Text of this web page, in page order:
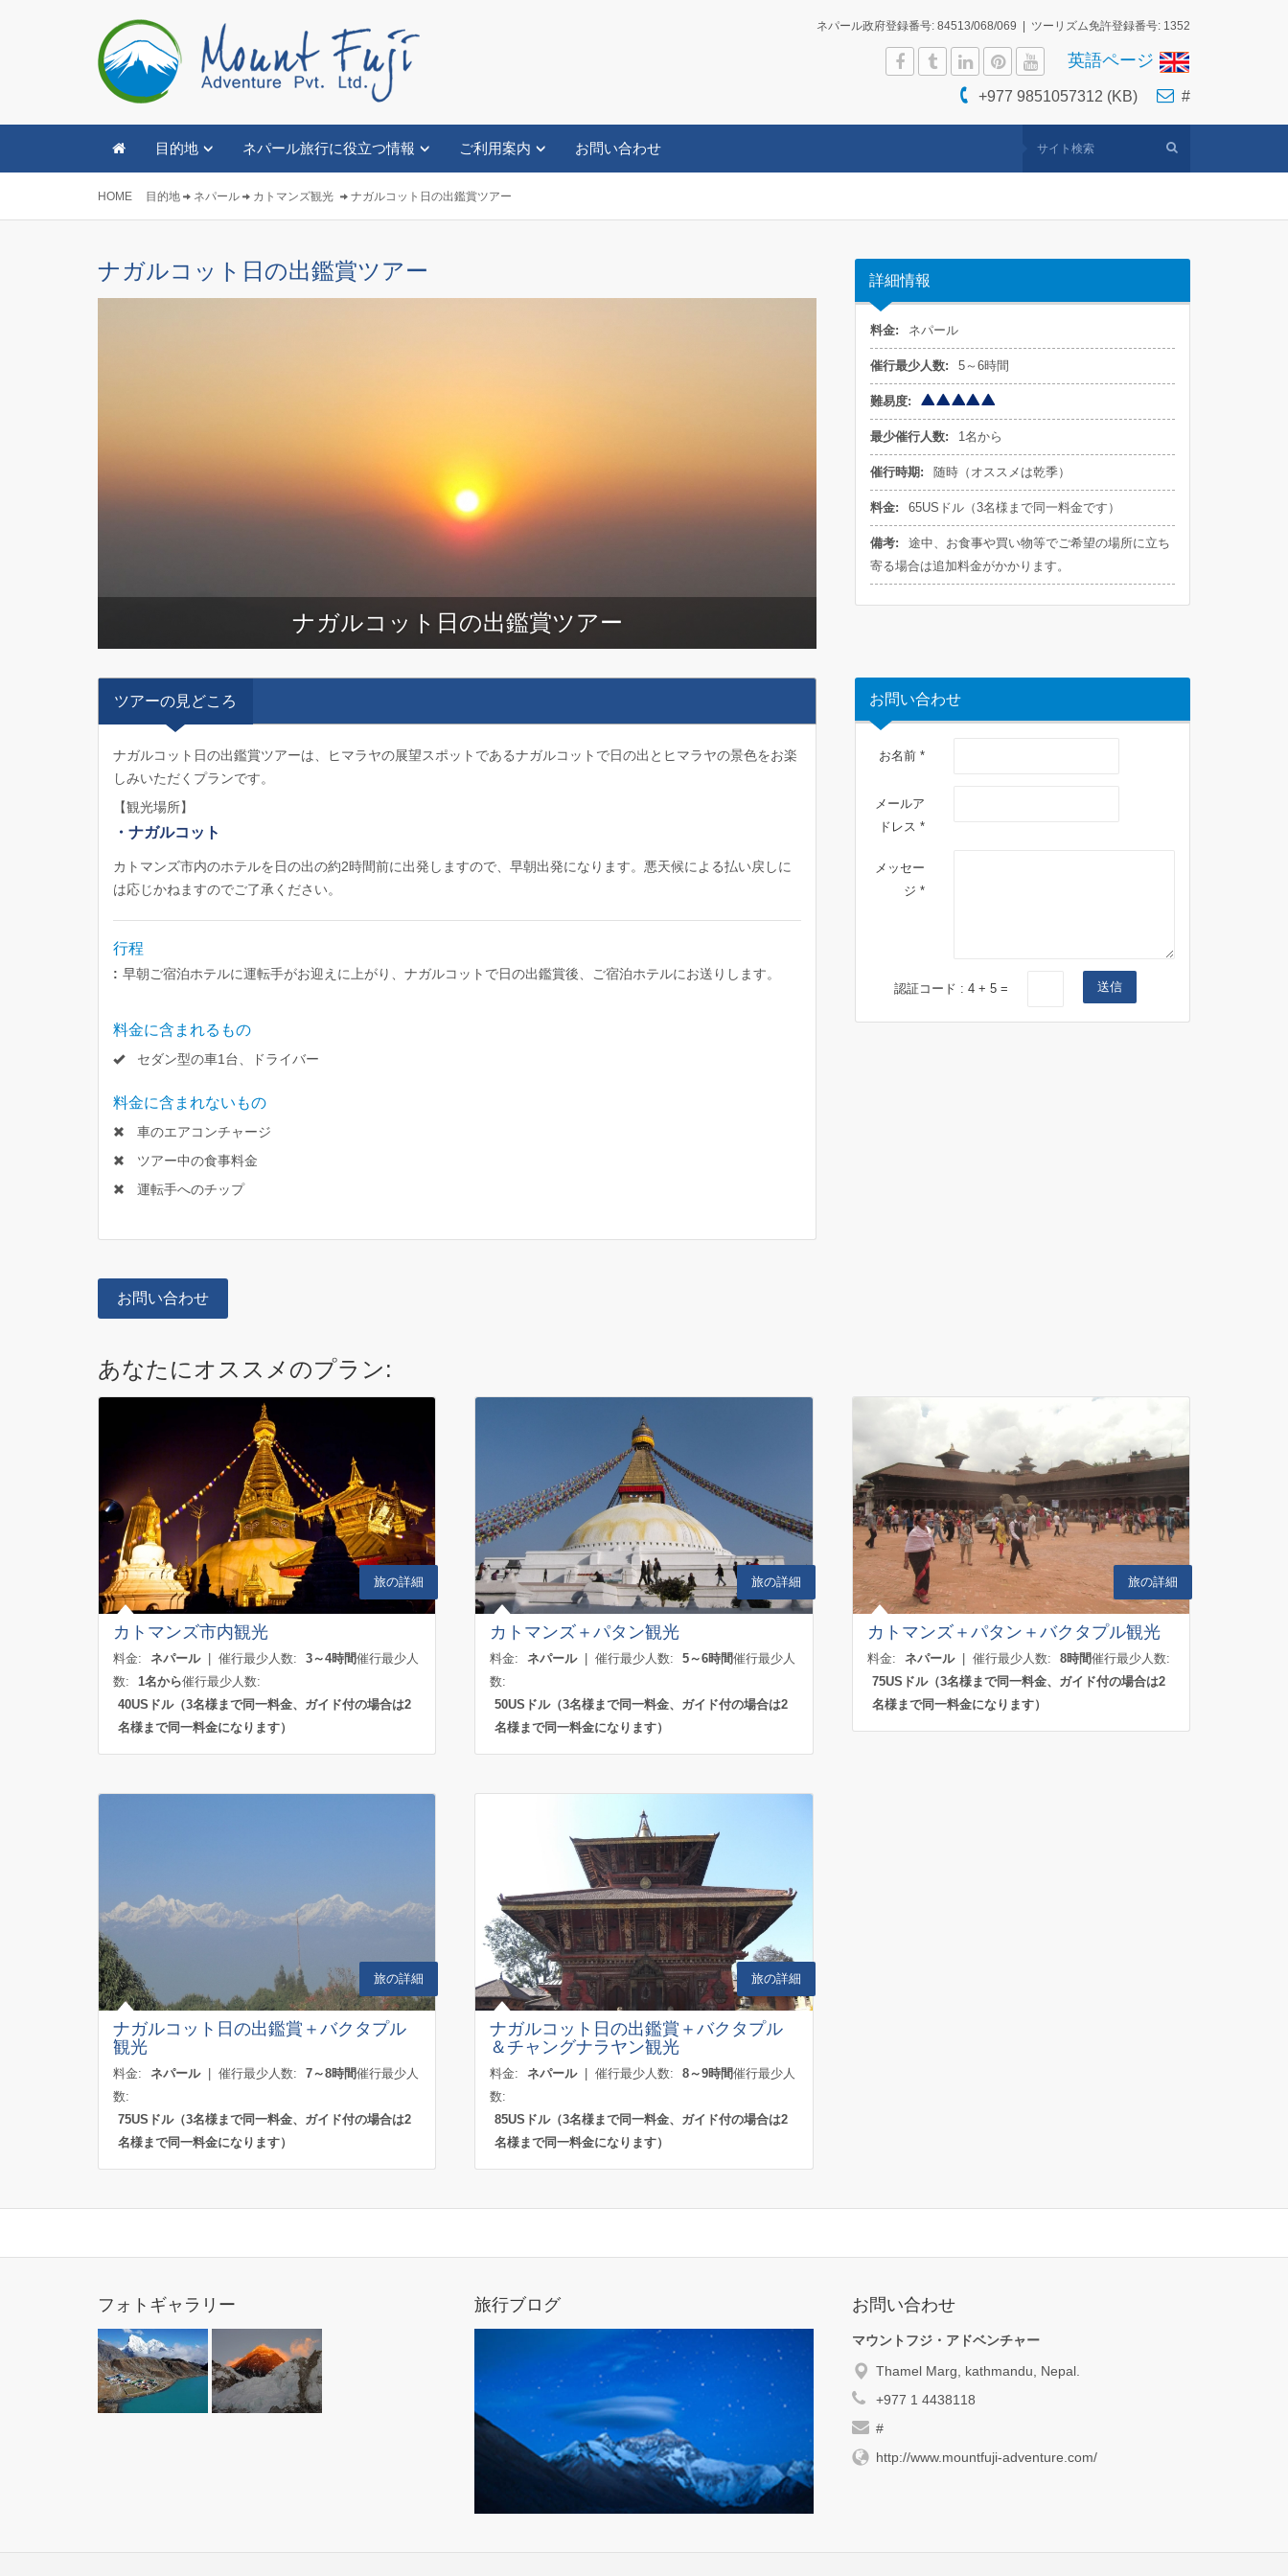
ネパール政府登録番号: 84513/068/069 | ツーリズム免許登録番号: 1352
英語ページ
+977 9851057312 (KB) #
目的地 ネパール旅行に役立つ情報 ご利用案内 お問い合わせ
HOME 目的地 ネパール カトマンズ観光 ナガルコット日の出鑑賞ツアー
ナガルコット日の出鑑賞ツアー
ナガルコット日の出鑑賞ツアー
詳細情報
料金: ネパール
催行最少人数: 5～6時間
難易度:
最少催行人数: 1名から
催行時期: 随時（オススメは乾季）
料金: 65USドル（3名様まで同一料金です）
備考:
途中、お食事や買い物等でご希望の場所に立ち
寄る場合は追加料金がかかります。
ツアーの見どころ
ナガルコット日の出鑑賞ツアーは、ヒマラヤの展望スポットであるナガルコットで日の出とヒマラヤの景色をお楽
しみいただくプランです。
【観光場所】
・ナガルコット
カトマンズ市内のホテルを日の出の約2時間前に出発しますので、早朝出発になります。悪天候による払い戻しに
は応じかねますのでご了承ください。
行程
: 早朝ご宿泊ホテルに運転手がお迎えに上がり、ナガルコットで日の出鑑賞後、ご宿泊ホテルにお送りします。
料金に含まれるもの
セダン型の車1台、ドライバー
料金に含まれないもの
車のエアコンチャージ
ツアー中の食事料金
運転手へのチップ
お問い合わせ
お問い合わせ
お名前 *
メールア
ドレス *
メッセー
ジ *
認証コード : 4 + 5 = 送信
あなたにオススメのプラン:
旅の詳細
カトマンズ市内観光
料金: ネパール| 催行最少人数: 3～4時間催行最少人
数:
1名から催行最少人数:
40USドル（3名様まで同一料金、ガイド付の場合は2
名様まで同一料金になります）
旅の詳細
カトマンズ＋パタン観光
料金: ネパール| 催行最少人数: 5～6時間催行最少人
数:
50USドル（3名様まで同一料金、ガイド付の場合は2
名様まで同一料金になります）
旅の詳細
カトマンズ＋パタン＋バクタプル観光
料金: ネパール| 催行最少人数: 8時間催行最少人数:
75USドル（3名様まで同一料金、ガイド付の場合は2
名様まで同一料金になります）
旅の詳細
ナガルコット日の出鑑賞＋バクタプル
観光
料金: ネパール| 催行最少人数: 7～8時間催行最少人
数:
75USドル（3名様まで同一料金、ガイド付の場合は2
名様まで同一料金になります）
旅の詳細
ナガルコット日の出鑑賞＋バクタプル
＆チャングナラヤン観光
料金: ネパール| 催行最少人数: 8～9時間催行最少人
数:
85USドル（3名様まで同一料金、ガイド付の場合は2
名様まで同一料金になります）
フォトギャラリー 旅行ブログ お問い合わせ
マウントフジ・アドベンチャー
Thamel Marg, kathmandu, Nepal.
+977 1 4438118
#
http://www.mountfuji-adventure.com/